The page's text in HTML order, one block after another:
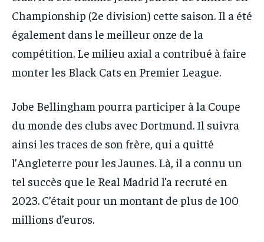
Championship (2e division) cette saison. Il a été
également dans le meilleur onze de la
compétition. Le milieu axial a contribué à faire
monter les Black Cats en Premier League.
Jobe Bellingham pourra participer à la Coupe
du monde des clubs avec Dortmund. Il suivra
ainsi les traces de son frère, qui a quitté
l’Angleterre pour les Jaunes. Là, il a connu un
tel succès que le Real Madrid l’a recruté en
2023. C’était pour un montant de plus de 100
millions d’euros.